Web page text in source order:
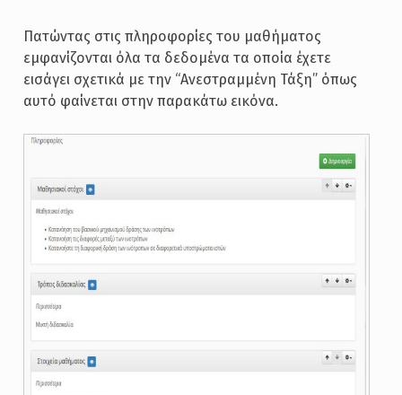
Πατώντας στις πληροφορίες του μαθήματος
εμφανίζονται όλα τα δεδομένα τα οποία έχετε
εισάγει σχετικά με την “Ανεστραμμένη Τάξη” όπως
αυτό φαίνεται στην παρακάτω εικόνα.